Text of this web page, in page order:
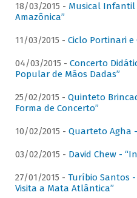
18/03/2015 - Musical Infantil
Amazônica”
11/03/2015 - Ciclo Portinari e
04/03/2015 - Concerto
Popular de Mãos Dadas”
25/02/2015 - Quinteto
Forma de Concerto”
10/02/2015 - Quarteto Agha -
03/02/2015 - David Chew -
27/01/2015 - Turíbio Santos
Visita a Mata Atlântica”